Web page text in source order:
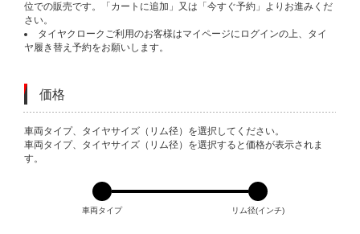
位での販売です。「カートに追加」又は「今すぐ予約」よりお進みくだ
さい。
タイヤクロークご利用のお客様はマイページにログインの上、タイ
ヤ履き替え予約をお願いします。
価格
VARIATIONS
車両タイプ、タイヤサイズ（リム径）を選択してください。
車両タイプ、タイヤサイズ（リム径）を選択すると価格が表示されま
す。
車両タイプ リム径(インチ)